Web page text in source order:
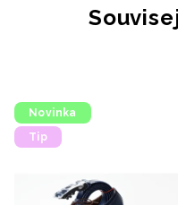
Novinka
Tip